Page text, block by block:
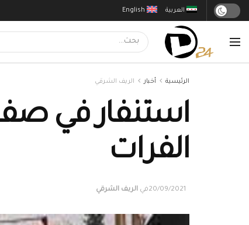
English العربية
الرئيسية أخبار الريف الشرقي
استنفار في
الفرات
20/09/2021في الريف الشرقي